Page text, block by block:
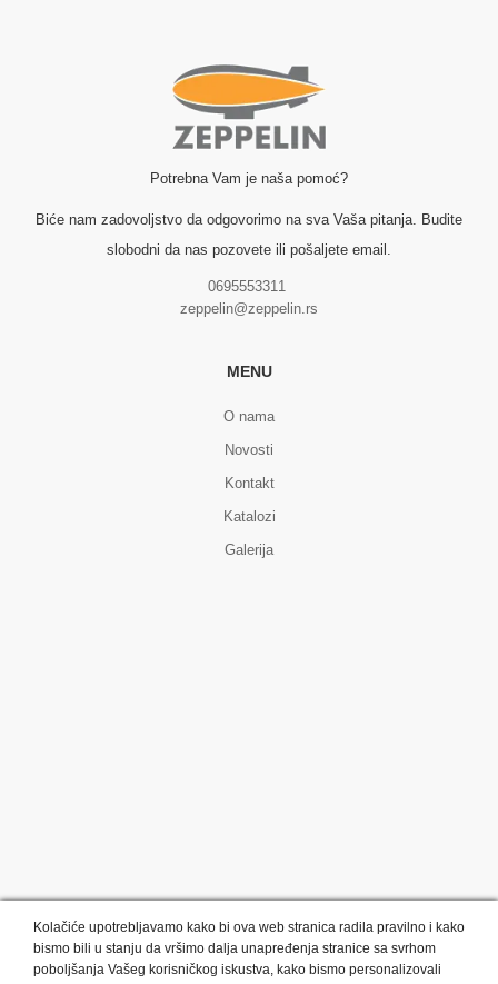
Potrebna Vam je naša pomoć?
Biće nam zadovoljstvo da odgovorimo na sva Vaša pitanja. Budite
slobodni da nas pozovete ili pošaljete email.
0695553311
zeppelin@zeppelin.rs
MENU
O nama
Novosti
Kontakt
Katalozi
Galerija
Kolačiće upotrebljavamo kako bi ova web stranica radila pravilno i kako
bismo bili u stanju da vršimo dalja unapređenja stranice sa svrhom
poboljšanja Vašeg korisničkog iskustva, kako bismo personalizovali